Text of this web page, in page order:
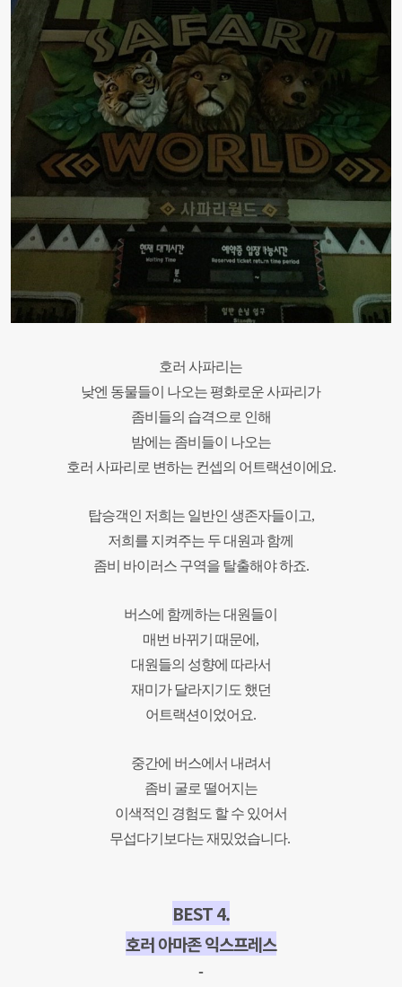
호러 사파리는
낮엔 동물들이 나오는 평화로운 사파리가
좀비들의 습격으로 인해
밤에는 좀비들이 나오는
호러 사파리로 변하는 컨셉의 어트랙션이에요.
탑승객인 저희는 일반인 생존자들이고,
저희를 지켜주는 두 대원과 함께
좀비 바이러스 구역을 탈출해야 하죠.
버스에 함께하는 대원들이
매번 바뀌기 때문에,
대원들의 성향에 따라서
재미가 달라지기도 했던
어트랙션이었어요.
중간에 버스에서 내려서
좀비 굴로 떨어지 는
이색적인 경험도 할 수 있어서
무섭다기보다는 재밌었습니다.
BEST 4.
호러 아마존 익스프레스
-